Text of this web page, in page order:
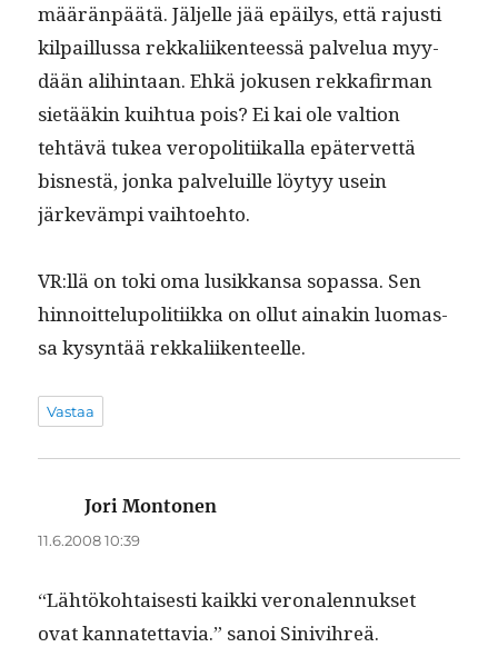
määrän­päätä. Jäl­jelle jää epäilys, että rajusti
kil­pail­lus­sa rekkali­iken­teessä palvelua myy­
dään ali­hin­taan. Ehkä jokusen rekkafir­man
sietääkin kui­h­tua pois? Ei kai ole val­tion
tehtävä tukea veropoli­ti­ikalla epäter­vet­tä
bisnestä, jon­ka palveluille löy­tyy usein
järkevämpi vaihtoehto.
VR:llä on toki oma lusikkansa sopas­sa. Sen
hin­noit­telupoli­ti­ik­ka on ollut ainakin luo­mas­
sa kysyn­tää rekkaliikenteelle.
Vastaa
Jori Montonen
11.6.2008 10:39
“Lähtöko­htais­es­ti kaik­ki veronalen­nuk­set
ovat kan­natet­tavia.” sanoi Sinivihreä.